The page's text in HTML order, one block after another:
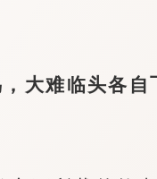
难临头各自